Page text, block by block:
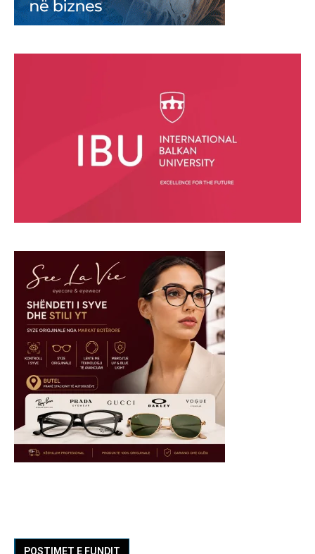
POSTIMET E FUNDIT